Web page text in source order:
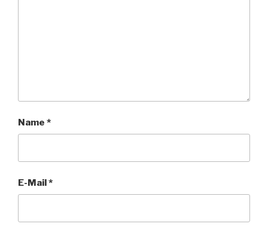
Name *
E-Mail*